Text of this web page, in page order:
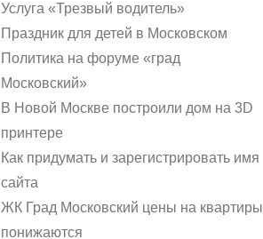
Услуга «Трезвый водитель»
Праздник для детей в Московском
Политика на форуме «град
Московский»
В Новой Москве построили дом на 3D
принтере
Как придумать и зарегистрировать имя
сайта
ЖК Град Московский цены на квартиры
понижаются